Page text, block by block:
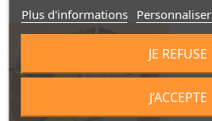
Plus d'informations
JE REFUSE
J’ACCEPTE